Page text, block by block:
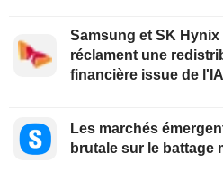
Samsung et SK
réclament une
financière issue de l'IA
Les marchés
brutale sur le battage